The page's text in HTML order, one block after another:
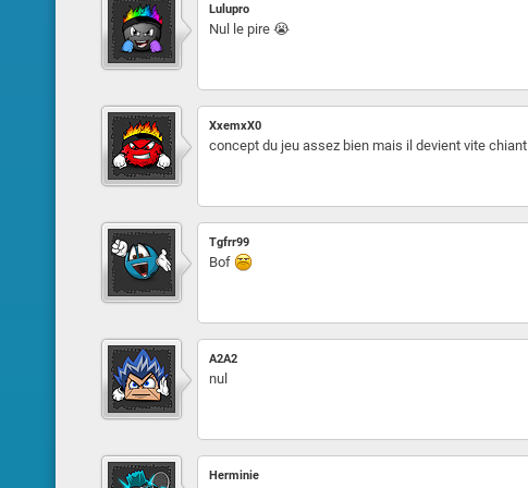
Lulupro
Nul le pire 😭
XxemxX0
concept du jeu assez bien mais il devient vite chiant
Tgfrr99
Bof
A2A2
nul
Herminie